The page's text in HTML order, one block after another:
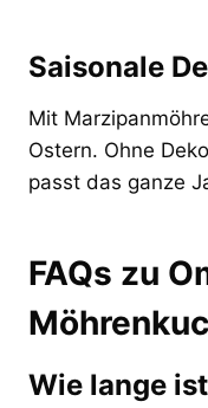
Saisonale
Mit
Ostern. Ohne
passt das ganze
FAQs zu
Wie lange